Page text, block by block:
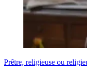
Prêtre, religieuse ou